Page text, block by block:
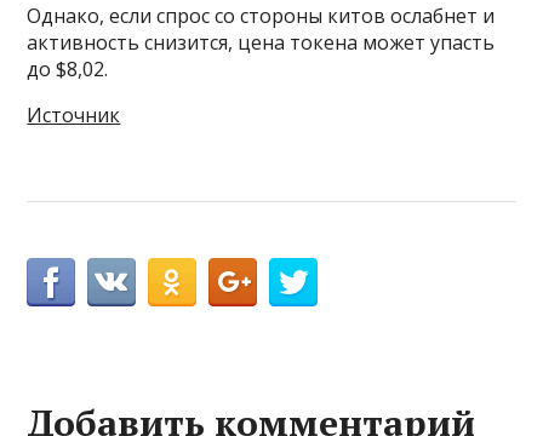
Однако, если спрос со стороны китов ослабнет и
активность снизится, цена токена может упасть
до $8,02.
Источник
Добавить комментарий